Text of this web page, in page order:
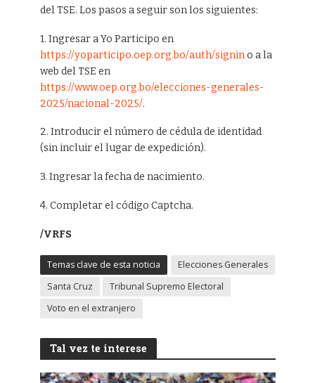
del TSE. Los pasos a seguir son los siguientes:
1. Ingresar a Yo Participo en
https://yoparticipo.oep.org.bo/auth/signino a la
web del TSE en
https://www.oep.org.bo/elecciones-generales-
2025/nacional-2025/.
2. Introducir el número de cédula de identidad
(sin incluir el lugar de expedición).
3. Ingresar la fecha de nacimiento.
4. Completar el código Captcha.
/VRFS
Temas clave de esta noticia
Elecciones Generales
Santa Cruz
Tribunal Supremo Electoral
Voto en el extranjero
Tal vez te interese